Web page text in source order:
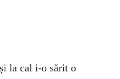
la cal i-o sărit o